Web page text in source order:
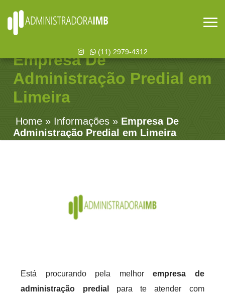
(11) 2979-4312
Empresa De
Administração Predial em
Limeira
Home » Informações » Empresa De
Administração Predial em Limeira
Está procurando pela melhorempresa de
administração predial
para te atender com